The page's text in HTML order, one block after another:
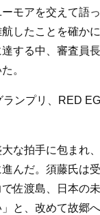
モアを交えて語
したことを確か
する中、審査員
。
ランプリ、RED
な拍手に包まれ
んだ。須藤氏は
佐渡島、日本の
と、改めて故郷